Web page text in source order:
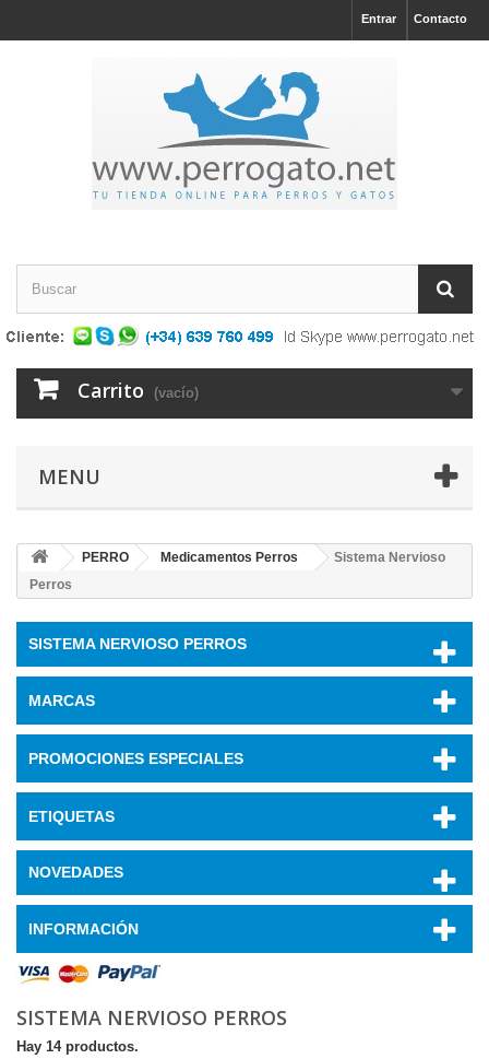
Contacto
Entrar
Carrito (vacío)
MENU
PERRO Medicamentos Perros
Sistema Nervioso
Perros
SISTEMA NERVIOSO PERROS
MARCAS
PROMOCIONES ESPECIALES
ETIQUETAS
NOVEDADES
INFORMACIÓN
SISTEMA NERVIOSO PERROS
Hay 14 productos.